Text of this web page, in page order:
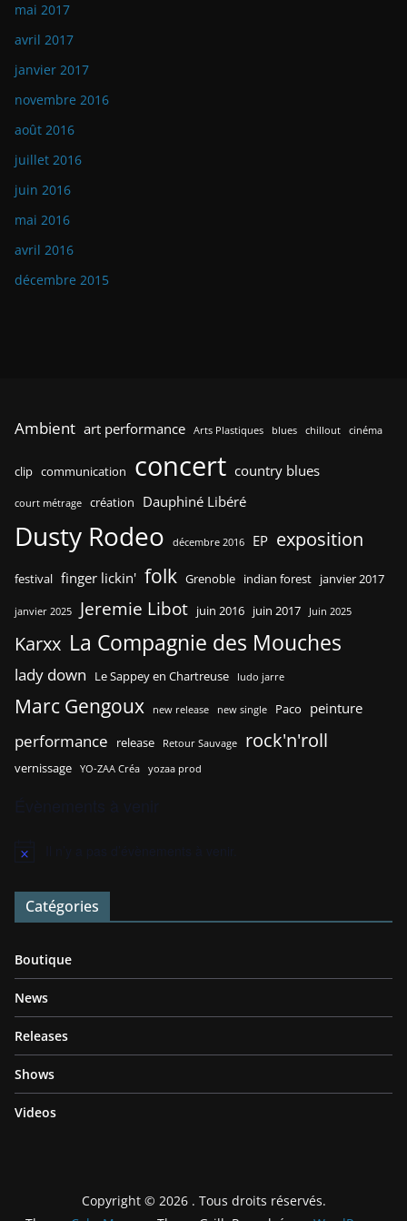
mai 2017
avril 2017
janvier 2017
novembre 2016
août 2016
juillet 2016
juin 2016
mai 2016
avril 2016
décembre 2015
Ambient art performance Arts Plastiques blues chillout cinéma
clip communication concert country blues
court métrage création Dauphiné Libéré
Dusty Rodeo décembre 2016 EP exposition
festival finger lickin' folk Grenoble indian forest janvier 2017
janvier 2025 Jeremie Libot juin 2016 juin 2017 Juin 2025
Karxx La Compagnie des Mouches
lady down Le Sappey en Chartreuse ludo jarre
Marc Gengoux new release new single Paco peinture
performance release Retour Sauvage rock'n'roll
vernissage YO-ZAA Créa yozaa prod
N
t
c
Catégories
Boutique
News
Releases
Shows
Videos
Copyright © 2026 . Tous droits réservés.